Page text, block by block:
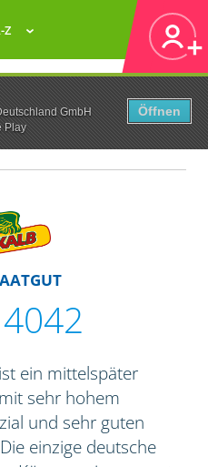
GmbH
Play
Öffnen
Z
ein mittelspäter
sehr hohem
und sehr guten
einzige deutsche